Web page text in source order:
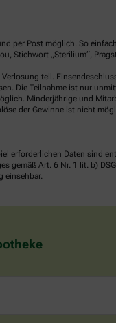
per Post möglich. So
Stichwort „Sterilium“,
teil.
Die Teilnahme ist nur
Minderjährige und
der Gewinne ist nicht
erforderlichen Daten sind
gemäß Art. 6 Nr. 1 lit. b)
einsehbar.